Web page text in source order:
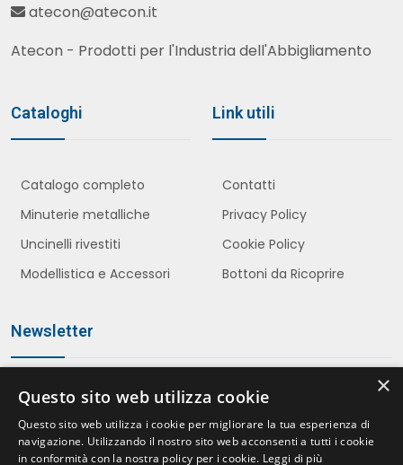
atecon@atecon.it
Atecon - Prodotti per l'Industria dell'Abbigliamento
Cataloghi
Catalogo completo
Minuterie metalliche
Uncinelli rivestiti
Modellistica e Accessori
Link utili
Contatti
Privacy Policy
Cookie Policy
Bottoni da Ricoprire
Newsletter
×
Questo sito web utilizza cookie
Questo sito web utilizza i cookie per migliorare la tua esperienza di
navigazione. Utilizzando il nostro sito web acconsenti a tutti i cookie
in conformità con la nostra policy per i cookie. Leggi di più